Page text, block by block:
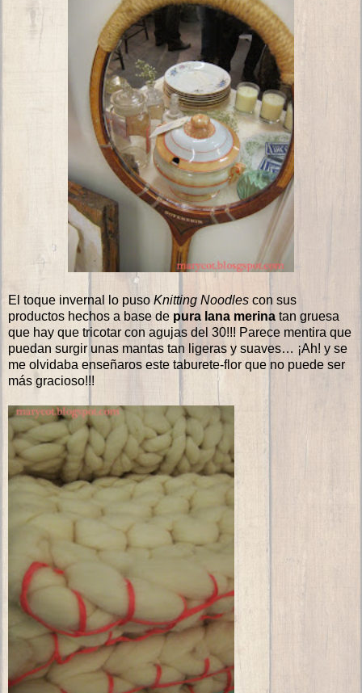
El toque invernal lo puso Knitting Noodles con sus
productos hechos a base de pura lana merina tan gruesa
que hay que tricotar con agujas del 30!!! Parece mentira que
puedan surgir unas mantas tan ligeras y suaves… ¡Ah! y se
me olvidaba enseñaros este taburete-flor que no puede ser
más gracioso!!!